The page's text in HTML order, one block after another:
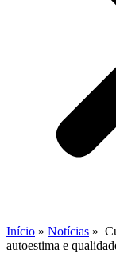
Início » Notícias »
autoestima e